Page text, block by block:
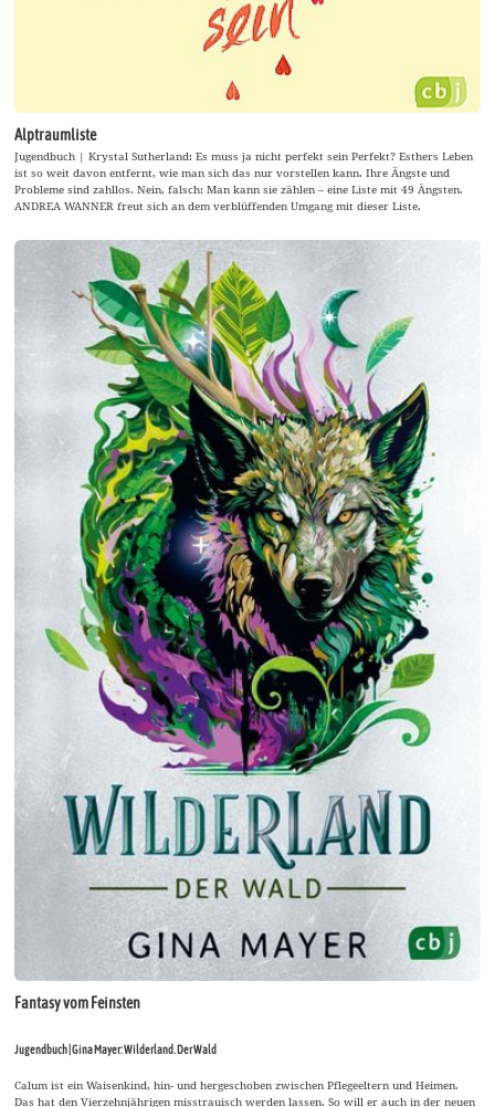
Alptraumliste
Jugendbuch | Krystal Sutherland: Es muss ja nicht perfekt sein Perfekt? Esthers Leben
ist so weit davon entfernt, wie man sich das nur vorstellen kann. Ihre Ängste und
Probleme sind zahllos. Nein, falsch: Man kann sie zählen – eine Liste mit 49 Ängsten.
ANDREA WANNER freut sich an dem verblüffenden Umgang mit dieser Liste.
Fantasy vom Feinsten
Jugendbuch | Gina Mayer: Wilderland. Der Wald
Calum ist ein Waisenkind, hin- und hergeschoben zwischen Pflegeeltern und Heimen.
Das hat den Vierzehnjährigen misstrauisch werden lassen. So will er auch in der neuen